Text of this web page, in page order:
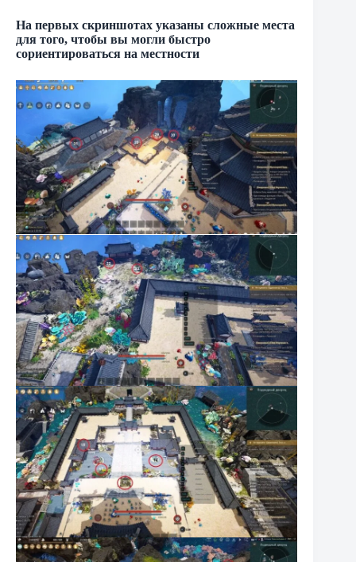
На первых скриншотах указаны сложные места
для того, чтобы вы могли быстро
сориентироваться на местности